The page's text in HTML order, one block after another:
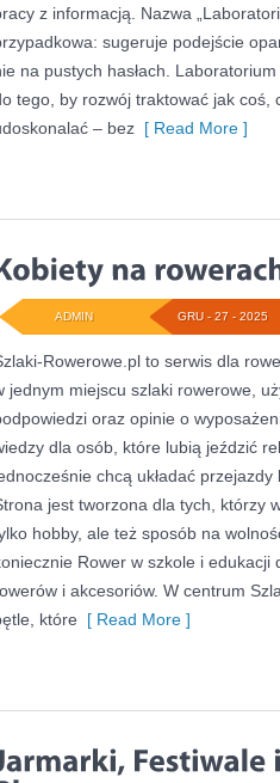
z informacją. Nazwa
sugeruje podejście
na pustych hasłach.
tego, by rozwój traktować jak coś,
– bez [ Read More ]
GRU - 27 - 2025
ADMIN
Rowerowe.pl to serwis dla
jednym miejscu szlaki rowerowe,
oraz opinie o
dla osób, które lubią jeździć
chcą układać przejazdy
jest tworzona dla tych, którzy
hobby, ale też sposób na
Rower w szkole i edukacji
i akcesoriów. W centrum
które [ Read More ]